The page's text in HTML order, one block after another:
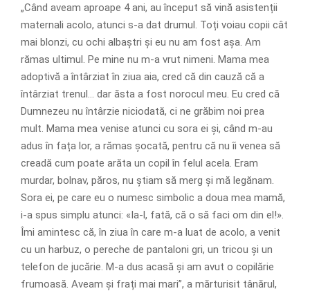
„Când aveam aproape 4 ani, au început să vină asistenții
maternali acolo, atunci s-a dat drumul. Toți voiau copii cât
mai blonzi, cu ochi albaștri și eu nu am fost așa. Am
rămas ultimul. Pe mine nu m-a vrut nimeni. Mama mea
adoptivă a întârziat în ziua aia, cred că din cauză că a
întârziat trenul… dar ăsta a fost norocul meu. Eu cred că
Dumnezeu nu întârzie niciodată, ci ne grăbim noi prea
mult. Mama mea venise atunci cu sora ei și, când m-au
adus în fața lor, a rămas șocată, pentru că nu îi venea să
creadă cum poate arăta un copil în felul acela. Eram
murdar, bolnav, păros, nu știam să merg și mă legănam.
Sora ei, pe care eu o numesc simbolic a doua mea mamă,
i-a spus simplu atunci: «Ia-l, fată, că o să faci om din el!».
Îmi amintesc că, în ziua în care m-a luat de acolo, a venit
cu un harbuz, o pereche de pantaloni gri, un tricou și un
telefon de jucărie. M-a dus acasă și am avut o copilărie
frumoasă. Aveam și frați mai mari”, a mărturisit tânărul,